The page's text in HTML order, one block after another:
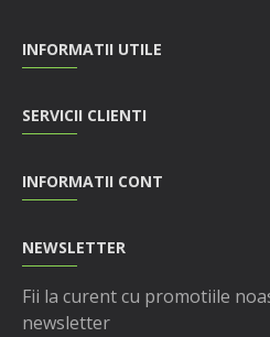
INFORMATII UTILE
SERVICII CLIENTI
INFORMATII CONT
NEWSLETTER
Fii la curent cu promotiile
newsletter